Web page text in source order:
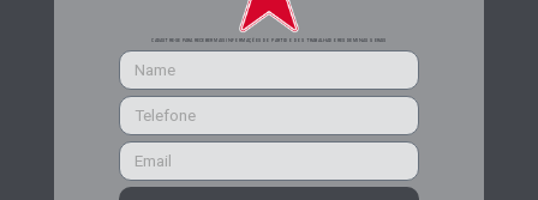
CADASTRE-SE PARA RECEBER MAIS INFORMAÇÕES DO PARTIDO DOS TRABALHADORES DE MINAS GERAIS